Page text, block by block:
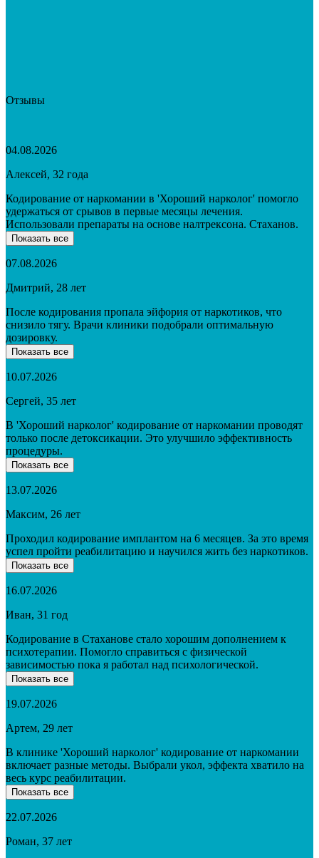
Отзывы
04.08.2026
Алексей, 32 года
Кодирование от наркомании в 'Хороший нарколог' помогло
удержаться от срывов в первые месяцы лечения.
Использовали препараты на основе налтрексона. Стаханов.
Показать все
07.08.2026
Дмитрий, 28 лет
После кодирования пропала эйфория от наркотиков, что
снизило тягу. Врачи клиники подобрали оптимальную
дозировку.
Показать все
10.07.2026
Сергей, 35 лет
В 'Хороший нарколог' кодирование от наркомании проводят
только после детоксикации. Это улучшило эффективность
процедуры.
Показать все
13.07.2026
Максим, 26 лет
Проходил кодирование имплантом на 6 месяцев. За это время
успел пройти реабилитацию и научился жить без наркотиков.
Показать все
16.07.2026
Иван, 31 год
Кодирование в Стаханове стало хорошим дополнением к
психотерапии. Помогло справиться с физической
зависимостью пока я работал над психологической.
Показать все
19.07.2026
Артем, 29 лет
В клинике 'Хороший нарколог' кодирование от наркомании
включает разные методы. Выбрали укол, эффекта хватило на
весь курс реабилитации.
Показать все
22.07.2026
Роман, 37 лет